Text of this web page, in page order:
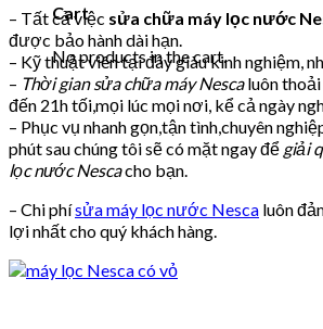
Cart
No products in the cart.
– Tất cả việc sửa chữa máy lọc nước
được bảo hành dài hạn.
– Kỹ thuật viên tại đây giàu kinh nghiệm,
– Thời gian sửa chữa máy Nescaluôn thoải
đến 21h tối,mọi lúc mọi nơi, kể cả ngày
– Phục vụ nhanh gọn,tận tình,chuyên
phút sau chúng tôi sẽ có mặt ngay để giải
lọc nước Nescacho bạn.
– Chi phísửa máy lọc nước Nesca luôn
lợi nhất cho quý khách hàng.